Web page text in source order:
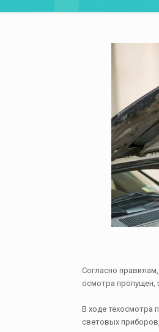
Согласно
осмотра пропущен,
В ходе техосмотра
световых